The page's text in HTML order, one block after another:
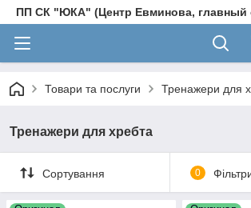
ПП СК "ЮКА" (Центр Евминова, главный
Товари та послуги Тренажери для
Тренажери для хребта
Сортування 0